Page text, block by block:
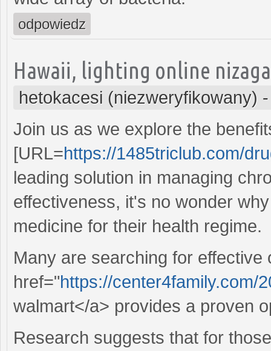
odpowiedz
Hawaii, lighting online
hetokacesi (niezweryfikowany)
Join us as we explore the
[URL=https://1485triclub.com/
leading solution in managing
effectiveness, it's no wonder
medicine for their health regime.
Many are searching for effective
href="https://center4family.com/
walmart</a> provides a proven
Research suggests that for